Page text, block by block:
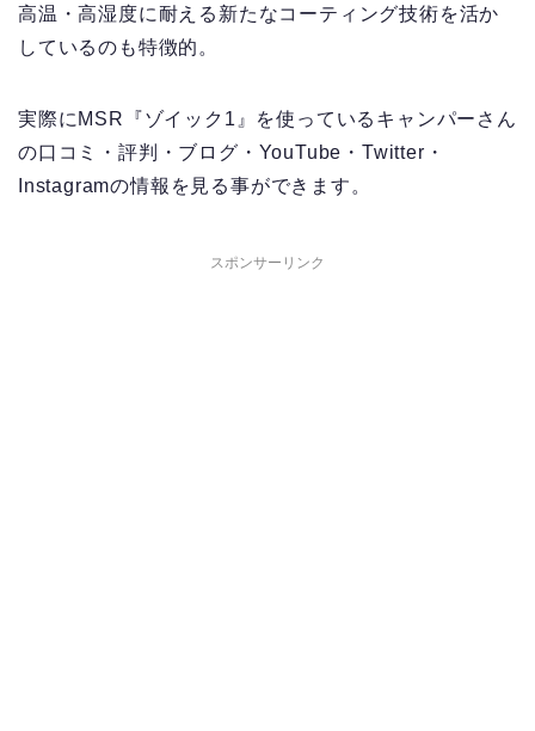
高温・高湿度に耐える新たなコーティング技術を活か
しているのも特徴的。
実際にMSR『ゾイック1』を使っているキャンパーさん
の口コミ・評判・ブログ・YouTube・Twitter・
Instagramの情報を見る事ができます。
スポンサーリンク